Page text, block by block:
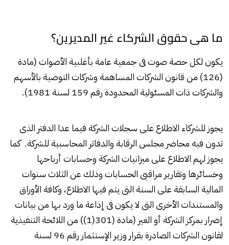
ما هى حقوق الشركاء غير المديرين؟
يكون لكل حصة صوت فى جمعية عامة بأغلبية الأصوات (مادة
(126) من قانون الشركات المساهمة وشركات التوصية بالأسهم
والشركات ذات المسئولية المحدودة رقم 159 لسنة 1981).
يجوز للشركاء الاطلاع على سجلات الشركة فيما عدا الدفتر الذى
تدون فيه محاضر مجلس الرقابة والدفاتر المحاسبية للشركة. كما
يجوز لهم الاطلاع على ميزانيات الشركة وحسابات أرباحها
وخسائرها وتقارير مراقبى الحسابات وذلك عن الثلاث سنوات
المالية السابقة على السنة التى يتم فيها الاطلاع، وكافة الأوراق
والمستندات الأخرى التى لا يكون فى إذاعة ما ورد بها من بيانات
إضرار بمركز الشركة أو الغير (مادة (301(1)) من اللائحة التنفيذية
لقانون الشركات الصادرة بقرار وزير الإستثمار رقم 96 لسنة